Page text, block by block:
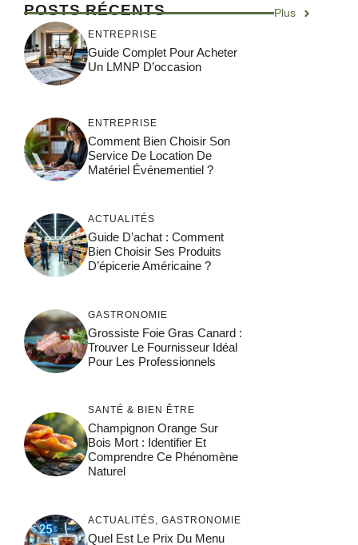
POSTS RÉCENTS Plus
ENTREPRISE
Guide Complet Pour Acheter
Un LMNP D’occasion
ENTREPRISE
Comment Bien Choisir Son
Service De Location De
Matériel Événementiel ?
ACTUALITÉS
Guide D’achat : Comment
Bien Choisir Ses Produits
D’épicerie Américaine ?
GASTRONOMIE
Grossiste Foie Gras Canard :
Trouver Le Fournisseur Idéal
Pour Les Professionnels
SANTÉ & BIEN ÊTRE
Champignon Orange Sur
Bois Mort : Identifier Et
Comprendre Ce Phénomène
Naturel
ACTUALITÉS GASTRONOMIE
Quel Est Le Prix Du Menu